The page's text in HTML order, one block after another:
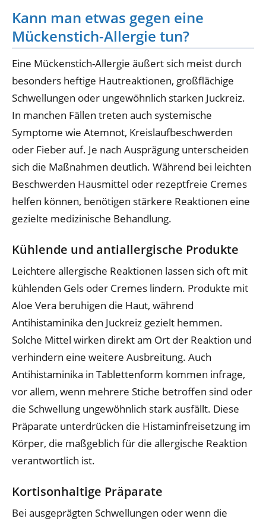
Kann man etwas gegen eine
Mückenstich-Allergie tun?
Eine Mückenstich-Allergie äußert sich meist durch
besonders heftige Hautreaktionen, großflächige
Schwellungen oder ungewöhnlich starken Juckreiz.
In manchen Fällen treten auch systemische
Symptome wie Atemnot, Kreislaufbeschwerden
oder Fieber auf. Je nach Ausprägung unterscheiden
sich die Maßnahmen deutlich. Während bei leichten
Beschwerden Hausmittel oder rezeptfreie Cremes
helfen können, benötigen stärkere Reaktionen eine
gezielte medizinische Behandlung.
Kühlende und antiallergische Produkte
Leichtere allergische Reaktionen lassen sich oft mit
kühlenden Gels oder Cremes lindern. Produkte mit
Aloe Vera beruhigen die Haut, während
Antihistaminika den Juckreiz gezielt hemmen.
Solche Mittel wirken direkt am Ort der Reaktion und
verhindern eine weitere Ausbreitung. Auch
Antihistaminika in Tablettenform kommen infrage,
vor allem, wenn mehrere Stiche betroffen sind oder
die Schwellung ungewöhnlich stark ausfällt. Diese
Präparate unterdrücken die Histaminfreisetzung im
Körper, die maßgeblich für die allergische Reaktion
verantwortlich ist.
Kortisonhaltige Präparate
Bei ausgeprägten Schwellungen oder wenn die